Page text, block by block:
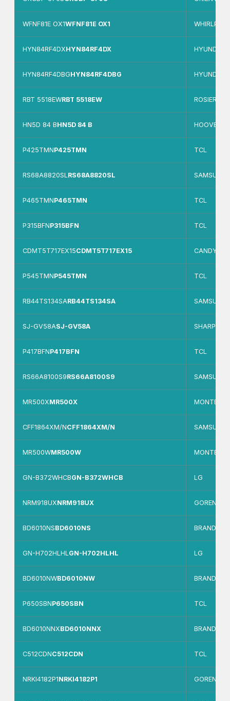
WFNF81E OX1WFNF81E OX1
HYN84RF4DXHYN84RF4DX HYUNDAI
HYN84RF4DBGHYN84RF4DBG HYUNDAI
RBT 5518EWRBT 5518EW ROSIERS
HN5D 84 BHN5D 84 B HOOVER
P425TMNP425TMN TCL
RS68A8820SL RS68A8820SL SAMSUNG
P465TMNP465TMN TCL
P315BFNP315BFN TCL
CDMT5T717EX15CDMT5T717EX15 CANDY
P545TMNP545TMN TCL
RB44TS134SARB44TS134SA SAMSUNG
SJ-GV58ASJ-GV58A SHARP
P417BFNP417BFN TCL
RS66A8100S9RS66A8100S9 SAMSUNG
MR500XMR500X
CFF1864XM/NCFF1864XM/N SAMSUNG
MR500WMR500W
GN-B372WHCBGN-B372WHCB LG
NRM918UXNRM918UX GORENJE
BD6010NSBD6010NS BRANDT
GN-H702HLHL GN-H702HLHL LG
BD6010NWBD6010NW BRANDT
P650SBNP650SBN TCL
BD6010NNXBD6010NNX BRANDT
C512CDNC512CDN TCL
NRKI4182P1NRKI4182P1 GORENJE